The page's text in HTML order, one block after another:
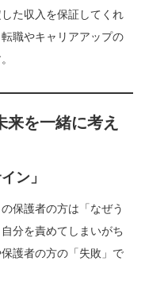
た収入を保証してくれ
職やキャリアアップの
を一緒に考え
ン」
保護者の方は「なぜう
分を責めてしまいがち
護者の方の「失敗」で